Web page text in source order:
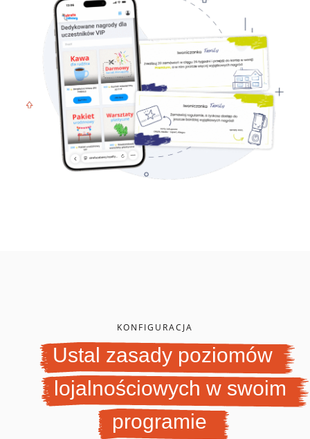
KONFIGURACJA
Ustal zasady poziomów
lojalnościowych w swoim
programie